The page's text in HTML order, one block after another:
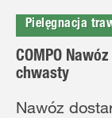
Pielęgnacja
COMPO
chwasty
Nawóz